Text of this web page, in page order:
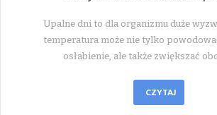
Upalne dni to dla organizmu duże
temperatura może nie tylko
osłabienie, ale także zwiększać
CZYTAJ